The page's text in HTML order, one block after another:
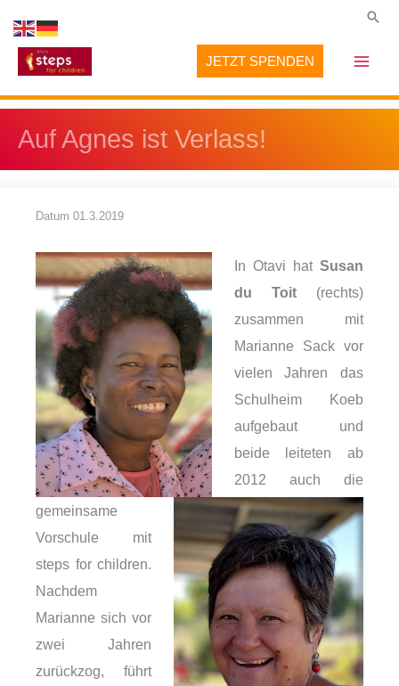
Inhalt
springen
JETZT SPENDEN
Auf Agnes ist Verlass!
Datum 01.3.2019
In Otavi hatSusan
du Toit(rechts)
zusammen mit
Marianne Sack vor
vielen Jahren das
Schulheim Koeb
aufgebaut und
beide leiteten ab
2012 auch die
gemeinsame
Vorschule mit
steps for children.
Nachdem
Marianne sich vor
zwei Jahren
zurückzog, führt